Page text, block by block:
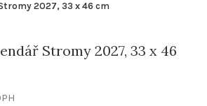
2027, 33 x 46 cm
Stromy 2027, 33 x 46